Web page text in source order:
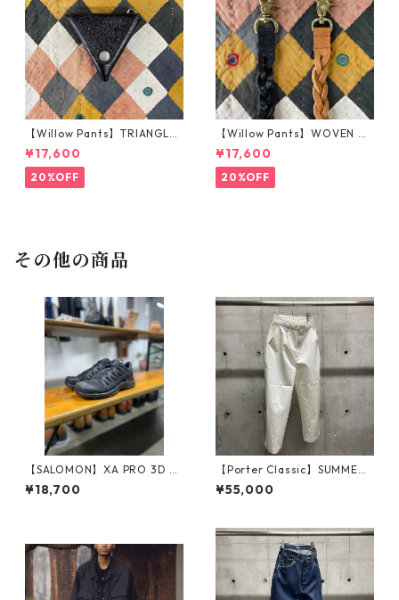
【Willow Pants】TRIANGLE
COIN CASE_BLACK
¥17,600
20%OFF
【Willow Pants】WOVEN KE
YHOLDER_BROWN
¥17,600
20%OFF
その他の商品
【SALOMON】XA PRO 3D A
MPHIB_BLACK
¥18,700
【Porter Classic】SUMMER
CHINOS GENE KELLY PANTS_
WHITE
¥55,000